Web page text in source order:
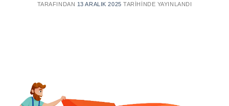
TARAFINDAN 13 ARALIK 2025 TARIHINDE YAYINLANDI